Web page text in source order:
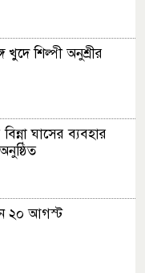
খুদে শিল্পী অনুশ্রীর
ঘাসের ব্যবহার
২০ আগস্ট